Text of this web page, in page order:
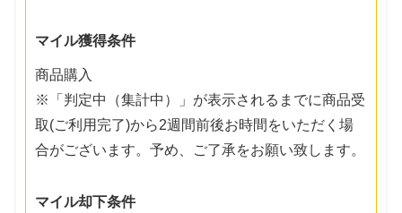
マイル獲得条件
商品購入
※「判定中（集計中）」が表示されるまでに商品受
取(ご利用完了)から2週間前後お時間をいただく場
合がございます。予め、ご了承をお願い致します。
マイル却下条件